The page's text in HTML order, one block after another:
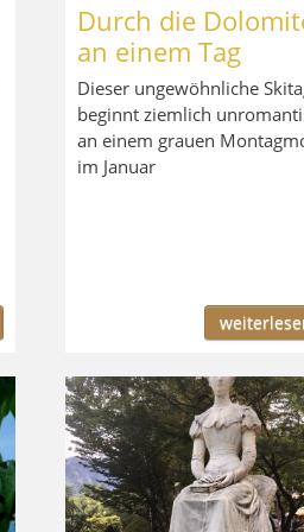
Durch die
an einem Tag
Dieser ungewöhnliche
beginnt ziemlich
an einem grauen
im Januar